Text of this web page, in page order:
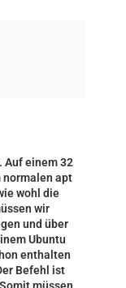
Auf einem 32
normalen apt
wohl die
wir
und über
Ubuntu
enthalten
Befehl ist